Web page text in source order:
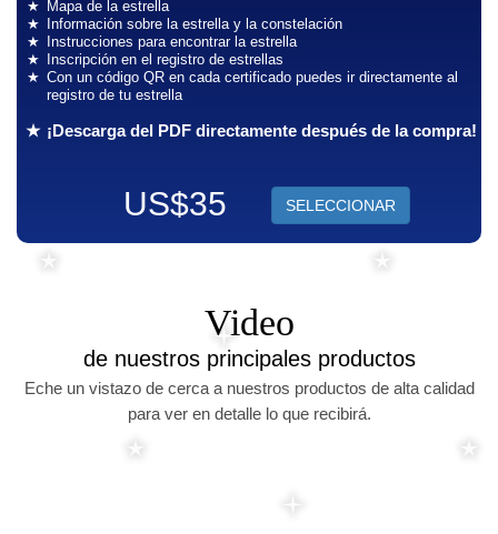
Mapa de la estrella
Información sobre la estrella y la constelación
Instrucciones para encontrar la estrella
Inscripción en el registro de estrellas
Con un código QR en cada certificado puedes ir directamente al
registro de tu estrella
¡Descarga del PDF directamente después de la compra!
US$35 SELECCIONAR
Video
de nuestros principales productos
Eche un vistazo de cerca a nuestros productos de alta calidad
para ver en detalle lo que recibirá.